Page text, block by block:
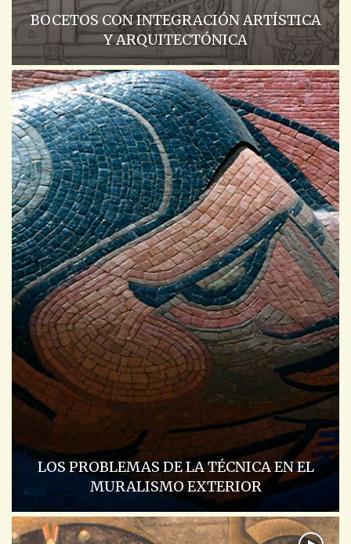
BOCETOS CON INTEGRACIÓN ARTÍSTICA
Y ARQUITECTÓNICA
ACADEMIA
LOS PROBLEMAS DE LA TÉCNICA EN EL
MURALISMO EXTERIOR
ACADEMIA